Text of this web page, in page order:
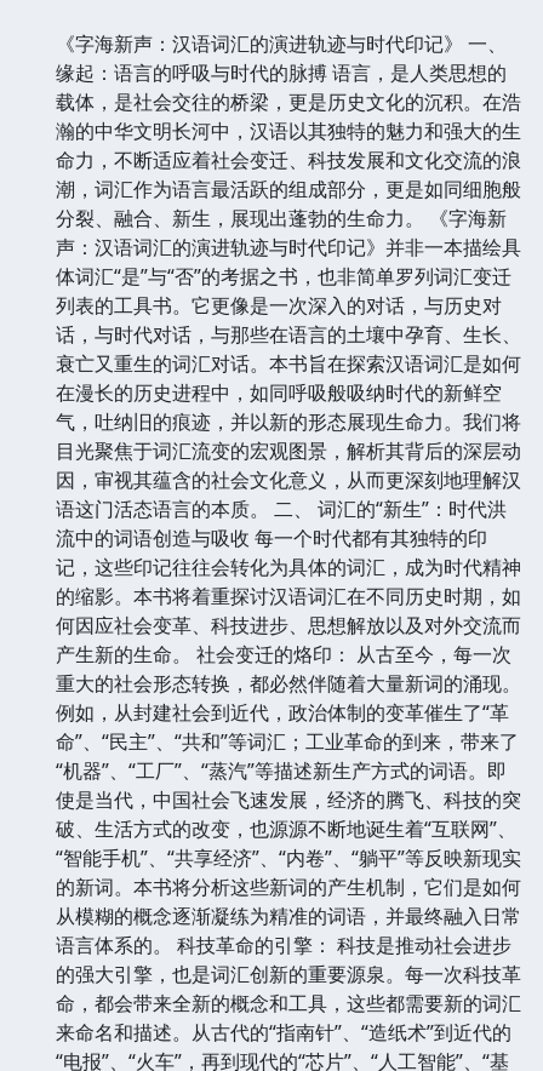
《字海新声：汉语词汇的演进轨迹与时代印记》 一、
缘起：语言的呼吸与时代的脉搏 语言，是人类思想的
载体，是社会交往的桥梁，更是历史文化的沉积。在浩
瀚的中华文明长河中，汉语以其独特的魅力和强大的生
命力，不断适应着社会变迁、科技发展和文化交流的浪
潮，词汇作为语言最活跃的组成部分，更是如同细胞般
分裂、融合、新生，展现出蓬勃的生命力。 《字海新
声：汉语词汇的演进轨迹与时代印记》并非一本描绘具
体词汇“是”与“否”的考据之书，也非简单罗列词汇变迁
列表的工具书。它更像是一次深入的对话，与历史对
话，与时代对话，与那些在语言的土壤中孕育、生长、
衰亡又重生的词汇对话。本书旨在探索汉语词汇是如何
在漫长的历史进程中，如同呼吸般吸纳时代的新鲜空
气，吐纳旧的痕迹，并以新的形态展现生命力。我们将
目光聚焦于词汇流变的宏观图景，解析其背后的深层动
因，审视其蕴含的社会文化意义，从而更深刻地理解汉
语这门活态语言的本质。 二、 词汇的“新生”：时代洪
流中的词语创造与吸收 每一个时代都有其独特的印
记，这些印记往往会转化为具体的词汇，成为时代精神
的缩影。本书将着重探讨汉语词汇在不同历史时期，如
何因应社会变革、科技进步、思想解放以及对外交流而
产生新的生命。 社会变迁的烙印： 从古至今，每一次
重大的社会形态转换，都必然伴随着大量新词的涌现。
例如，从封建社会到近代，政治体制的变革催生了“革
命”、“民主”、“共和”等词汇；工业革命的到来，带来了
“机器”、“工厂”、“蒸汽”等描述新生产方式的词语。即
使是当代，中国社会飞速发展，经济的腾飞、科技的突
破、生活方式的改变，也源源不断地诞生着“互联网”、
“智能手机”、“共享经济”、“内卷”、“躺平”等反映新现实
的新词。本书将分析这些新词的产生机制，它们是如何
从模糊的概念逐渐凝练为精准的词语，并最终融入日常
语言体系的。 科技革命的引擎： 科技是推动社会进步
的强大引擎，也是词汇创新的重要源泉。每一次科技革
命，都会带来全新的概念和工具，这些都需要新的词汇
来命名和描述。从古代的“指南针”、“造纸术”到近代的
“电报”、“火车”，再到现代的“芯片”、“人工智能”、“基